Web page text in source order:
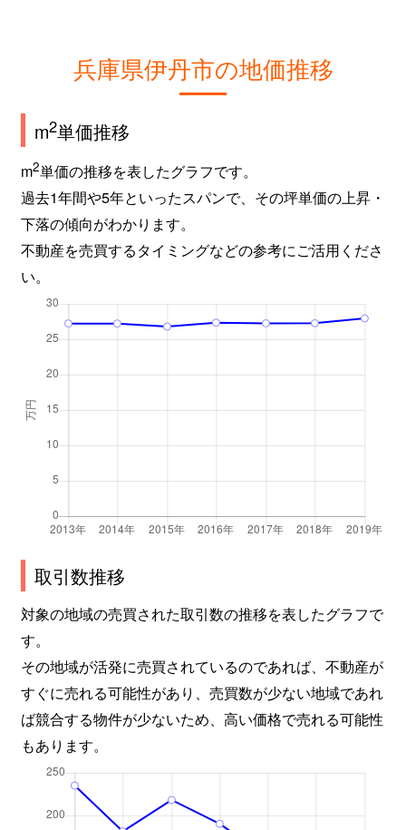
兵庫県伊丹市の地価推移
m2単価推移
m2単価の推移を表したグラフです。
過去1年間や5年といったスパンで、その坪単価の上昇・
下落の傾向がわかります。
不動産を売買するタイミングなどの参考にご活用くださ
い。
取引数推移
対象の地域の売買された取引数の推移を表したグラフで
す。
その地域が活発に売買されているのであれば、不動産が
すぐに売れる可能性があり、売買数が少ない地域であれ
ば競合する物件が少ないため、高い価格で売れる可能性
もあります。